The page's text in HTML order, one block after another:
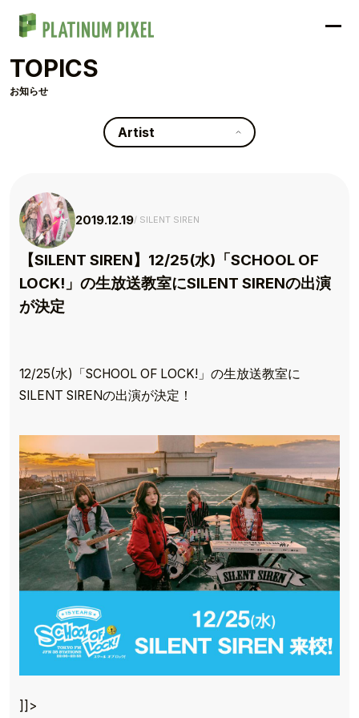
TOP
TOPICS
TOPICS
お知らせ
Artist
2019.12.19 SILENT SIREN
【SILENT SIREN】12/25(水)「SCHOOL OF
LOCK!」の生放送教室にSILENT SIRENの出演
が決定
12/25(水)「SCHOOL OF LOCK!」の生放送教室に
SILENT SIRENの出演が決定！
]]>